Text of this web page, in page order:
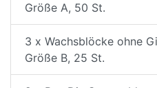
Größe A, 50 St.
3 x Wachsblöcke ohne
Größe B, 25 St.